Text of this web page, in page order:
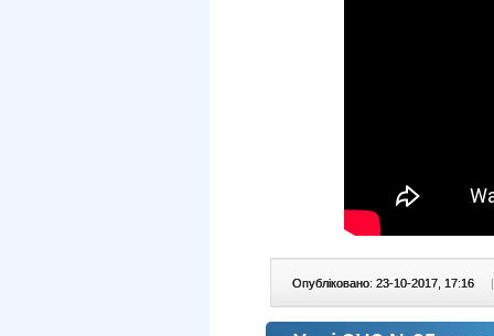
Опубліковано: 23-10-2017, 17:16